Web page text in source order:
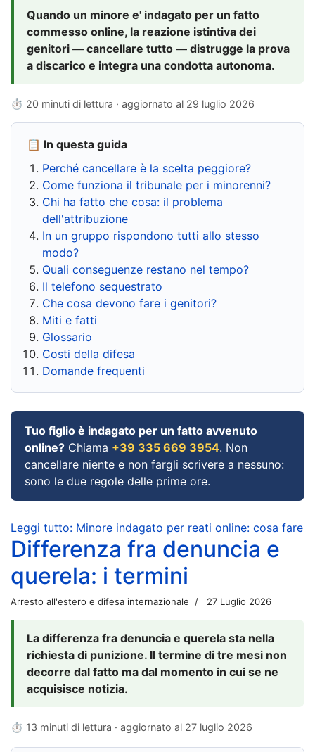
Quando un minore e' indagato per un fatto
commesso online, la reazione istintiva dei
genitori — cancellare tutto — distrugge la prova
a discarico e integra una condotta autonoma.
⏱ 20 minuti di lettura · aggiornato al 29 luglio 2026
📋 In questa guida
Perché cancellare è la scelta peggiore?
Come funziona il tribunale per i minorenni?
Chi ha fatto che cosa: il problema
dell'attribuzione
In un gruppo rispondono tutti allo stesso
modo?
Quali conseguenze restano nel tempo?
Il telefono sequestrato
Che cosa devono fare i genitori?
Miti e fatti
Glossario
Costi della difesa
Domande frequenti
Tuo figlio è indagato per un fatto avvenuto
online? Chiama +39 335 669 3954. Non
cancellare niente e non fargli scrivere a nessuno:
sono le due regole delle prime ore.
Leggi tutto: Minore indagato per reati online: cosa fare
Differenza fra denuncia e
querela: i termini
Arresto all'estero e difesa internazionale 27 Luglio 2026
La differenza fra denuncia e querela sta nella
richiesta di punizione. Il termine di tre mesi non
decorre dal fatto ma dal momento in cui se ne
acquisisce notizia.
⏱ 13 minuti di lettura · aggiornato al 27 luglio 2026